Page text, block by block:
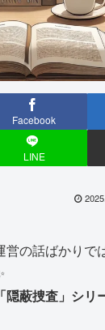
Facebook
LINE
の話ばかりで
隠蔽捜査」シリ